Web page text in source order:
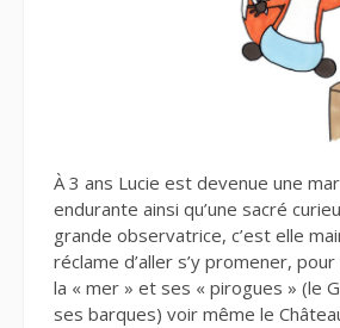
À 3 ans Lucie est devenue une
endurante ainsi qu’une sacré
grande observatrice, c’est elle
réclame d’aller s’y promener,
la « mer » et ses « pirogues » (le
ses barques) voir même le